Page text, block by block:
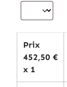
Prix
452,50 €
x 1